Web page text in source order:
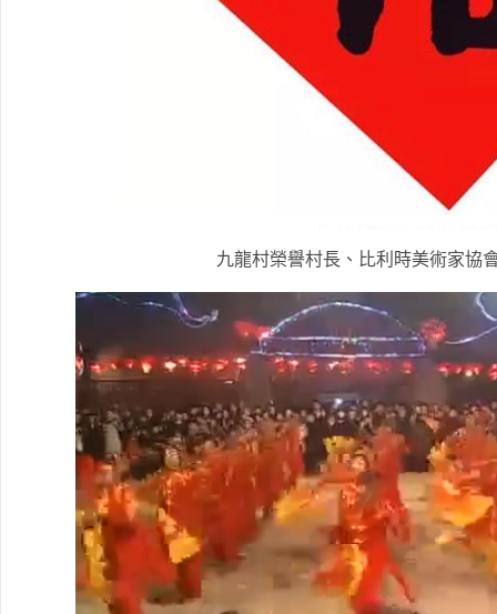
九龍村榮譽村長、比利時美術家協